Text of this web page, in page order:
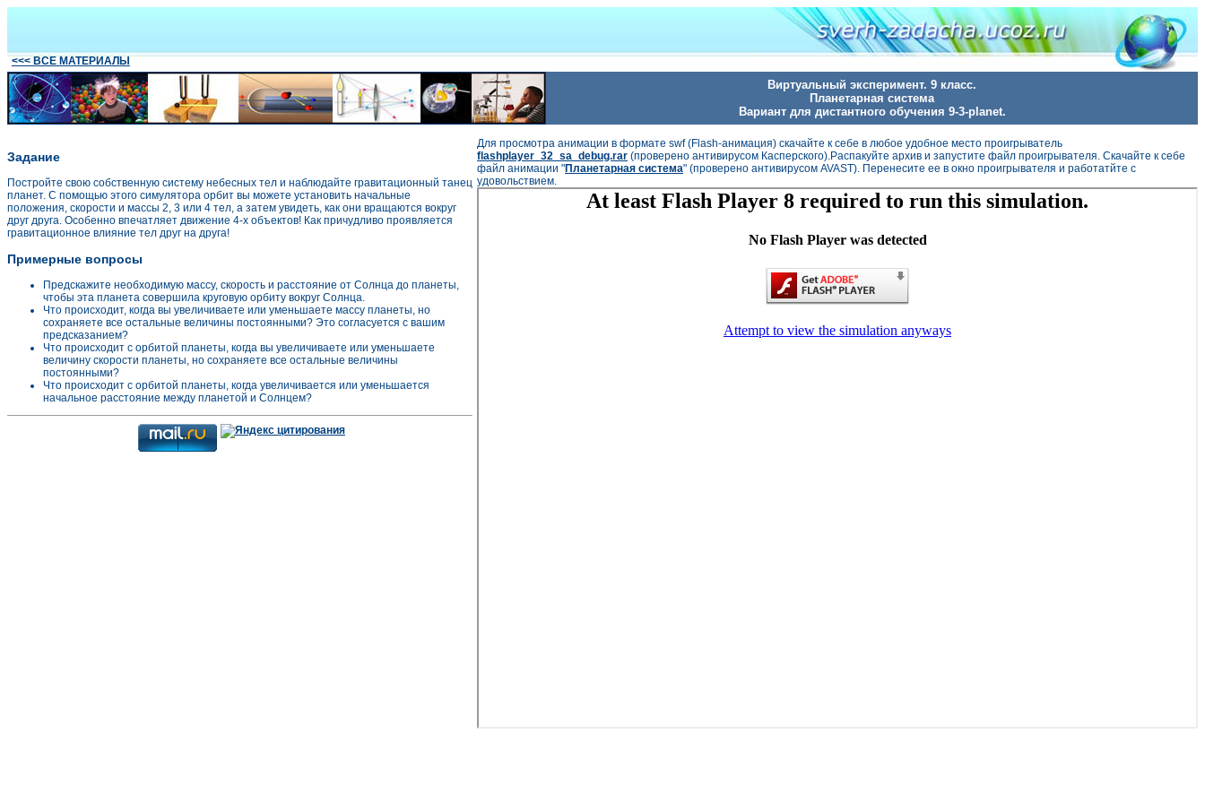
<<< ВСЕ МАТЕРИАЛЫ
Виртуальный эксперимент. 9 класс.
Планетарная система
Вариант для дистантного обучения 9-3-planet.
Для просмотра анимации в формате swf (Flash-анимация) скачайте к себе в любое удобное место проигрыватель
flashplayer_32_sa_debug.rar (проверено антивирусом Касперского).Распакуйте архив и запустите файл проигрывателя. Скачайте к себе
файл анимации "Планетарная система" (проверено антивирусом AVAST). Перенесите ее в окно проигрывателя и работатйте с
удовольствием.
Задание
Постройте свою собственную систему небесных тел и наблюдайте гравитационный танец
планет. С помощью этого симулятора орбит вы можете установить начальные
положения, скорости и массы 2, 3 или 4 тел, а затем увидеть, как они вращаются вокруг
друг друга. Особенно впечатляет движение 4-х объектов! Как причудливо проявляется
гравитационное влияние тел друг на друга!
Примерные вопросы
Предскажите необходимую массу, скорость и расстояние от Солнца до планеты,
чтобы эта планета совершила круговую орбиту вокруг Солнца.
Что происходит, когда вы увеличиваете или уменьшаете массу планеты, но
сохраняете все остальные величины постоянными? Это согласуется с вашим
предсказанием?
Что происходит с орбитой планеты, когда вы увеличиваете или уменьшаете
величину скорости планеты, но сохраняете все остальные величины
постоянными?
Что происходит с орбитой планеты, когда увеличивается или уменьшается
начальное расстояние между планетой и Солнцем?